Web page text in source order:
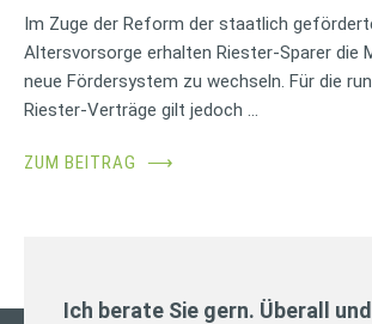
Im Zuge der Reform der staatlich
Altersvorsorge erhalten Riester-Sparer die
neue Fördersystem zu wechseln. Für die
Riester-Verträge gilt jedoch …
ZUM BEITRAG ⟶
Ich berate Sie gern. Überall